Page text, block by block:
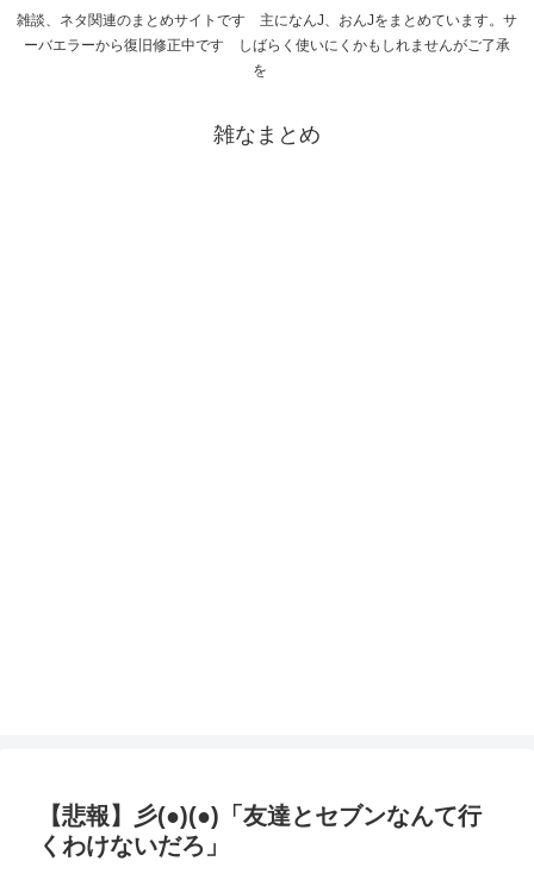
雑談、ネタ関連のまとめサイトです 主になんJ、おんJをまとめています。サ
ーバエラーから復旧修正中です しばらく使いにくかもしれませんがご了承
を
雑なまとめ
【悲報】彡(●)(●)「友達とセブンなんて行
くわけないだろ」